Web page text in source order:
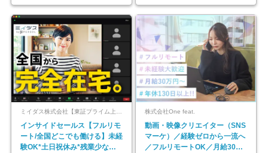
ミイダス株式会社【東証プライム上場パーソルグループ】
インサイドセールス【フルリモ
ート/全国どこでも働ける】未経
験OK*土日祝休み*残業少なめ*
株式会社One feat.
動画・映像クリエイター（SNS
マーケ）／経験ゼロから一流へ
／フルリモートOK／月給30万